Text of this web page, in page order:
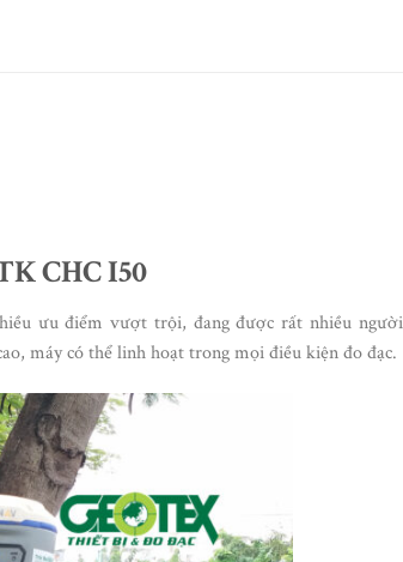
CHC I50
ưu điểm vượt trội, đang được rất nhiều
máy có thể linh hoạt trong mọi điều kiện đo đạc.